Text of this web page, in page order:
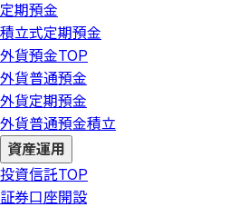
定期預金
積立式定期預金
外貨預金TOP
外貨普通預金
外貨定期預金
外貨普通預金積立
資産運用
投資信託TOP
証券口座開設